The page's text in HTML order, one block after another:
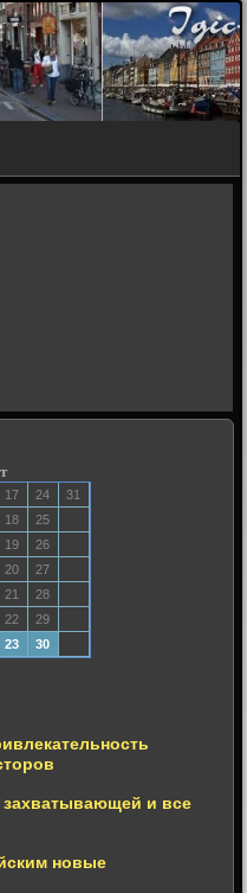
17 24
31
18
25
19
26
20
27
21
28
22
29
23 30
захватывающей и все
новые